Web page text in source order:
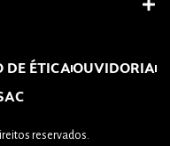
DE ÉTICAOUVIDORIA
reservados.